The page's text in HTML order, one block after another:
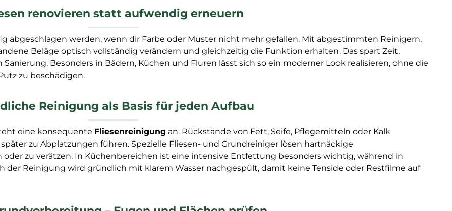
renovieren statt aufwendig erneuern
abgeschlagen werden, wenn dir Farbe oder Muster nicht mehr gefallen. Mit abgestimmten Reinigern,
Beläge optisch vollständig verändern und gleichzeitig die Funktion erhalten. Das spart Zeit,
Besonders in Bädern, Küchen und Fluren lässt sich so ein moderner Look realisieren, ohne die
zu beschädigen.
Reinigung als Basis für jeden Aufbau
eine konsequente Fliesenreinigung an. Rückstände von Fett, Seife, Pflegemitteln oder Kalk
zu Abplatzungen führen. Spezielle Fliesen- und Grundreiniger lösen hartnäckige
zu verätzen. In Küchenbereichen ist eine intensive Entfettung besonders wichtig, während in
der Reinigung wird gründlich mit klarem Wasser nachgespült, damit keine Tenside oder Restfilme auf